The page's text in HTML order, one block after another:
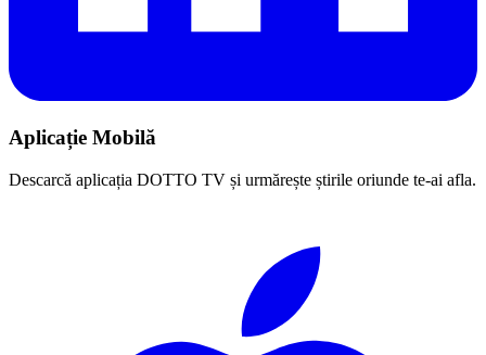
Aplicație Mobilă
Descarcă aplicația DOTTO TV și urmărește știrile oriunde te-ai afla.